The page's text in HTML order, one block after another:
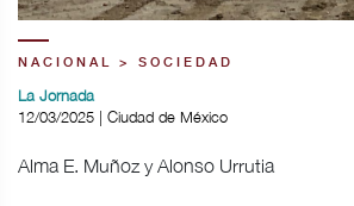
NACIONAL > SOCIEDAD
La Jornada
12/03/2025 | Ciudad de México
Alma E. Muñoz y Alonso Urrutia